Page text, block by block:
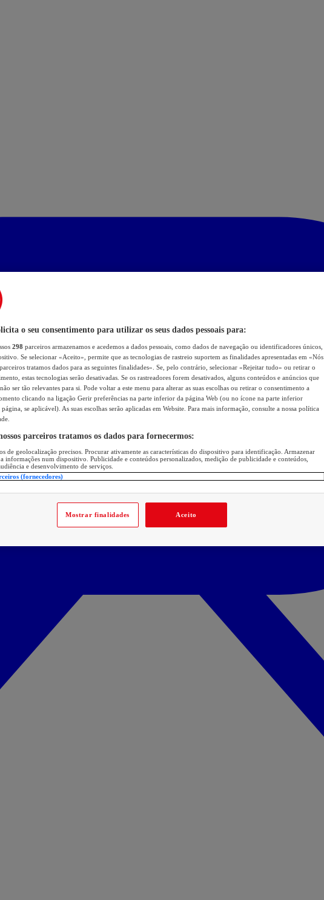
o seu consentimento para utilizar os seus dados pessoais para:
298 parceiros armazenamos e acedemos a dados pessoais, como dados de navegação ou identificadores únicos,
Se selecionar «Aceito», permite que as tecnologias de rastreio suportem as finalidades apresentadas em «Nós
tratamos dados para as seguintes finalidades». Se, pelo contrário, selecionar «Rejeitar tudo» ou retirar o
estas tecnologias serão desativadas. Se os rastreadores forem desativados, alguns conteúdos e anúncios que
ser tão relevantes para si. Pode voltar a este menu para alterar as suas escolhas ou retirar o consentimento a
clicando na ligação Gerir preferências na parte inferior da página Web (ou no ícone na parte inferior
página, se aplicável). As suas escolhas serão aplicadas em Website. Para mais informação, consulte a nossa política
parceiros tratamos os dados para fornecermos:
de geolocalização precisos. Procurar ativamente as características do dispositivo para identificação. Armazenar
informações num dispositivo. Publicidade e conteúdos personalizados, medição de publicidade e conteúdos,
e desenvolvimento de serviços.
(fornecedores)
Mostrar finalidades Aceito